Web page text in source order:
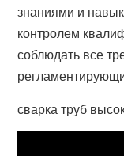
знаниями и
контролем
соблюдать все
сварка труб